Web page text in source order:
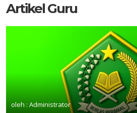
Artikel Guru
oleh : Administrator